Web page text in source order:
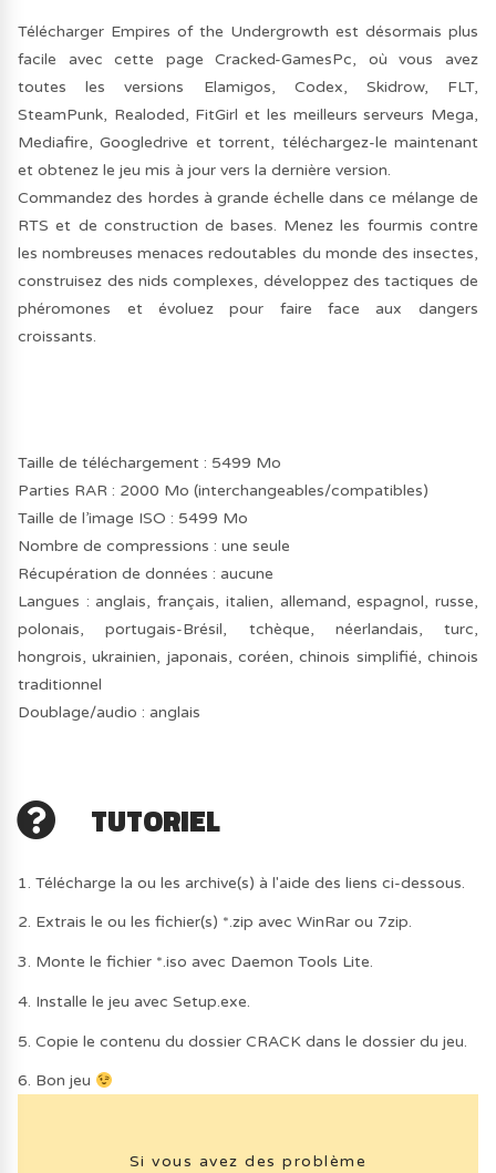
Télécharger Empires of the Undergrowth est désormais plus
facile avec cette page Cracked-GamesPc, où vous avez
toutes les versions Elamigos, Codex, Skidrow, FLT,
SteamPunk, Realoded, FitGirl et les meilleurs serveurs Mega,
Mediafire, Googledrive et torrent, téléchargez-le maintenant
et obtenez le jeu mis à jour vers la dernière version.
Commandez des hordes à grande échelle dans ce mélange de
RTS et de construction de bases. Menez les fourmis contre
les nombreuses menaces redoutables du monde des insectes,
construisez des nids complexes, développez des tactiques de
phéromones et évoluez pour faire face aux dangers
croissants.
Taille de téléchargement : 5499 Mo
Parties RAR : 2000 Mo (interchangeables/compatibles)
Taille de l’image ISO : 5499 Mo
Nombre de compressions : une seule
Récupération de données : aucune
Langues : anglais, français, italien, allemand, espagnol, russe,
polonais, portugais-Brésil, tchèque, néerlandais, turc,
hongrois, ukrainien, japonais, coréen, chinois simplifié, chinois
traditionnel
Doublage/audio : anglais
TUTORIEL
1. Télécharge la ou les archive(s) à l'aide des liens ci-dessous.
2. Extrais le ou les fichier(s) *.zip avec WinRar ou 7zip.
3. Monte le fichier *.iso avec Daemon Tools Lite.
4. Installe le jeu avec Setup.exe.
5. Copie le contenu du dossier CRACK dans le dossier du jeu.
6. Bon jeu
Si vous avez des problème